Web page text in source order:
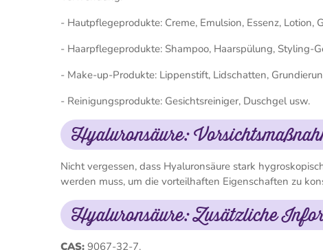
- Hautpflegeprodukte: Creme, Emulsion, Essenz, Lotion,
- Haarpflegeprodukte: Shampoo, Haarspülung, Styling-
- Make-up-Produkte: Lippenstift, Lidschatten,
- Reinigungsprodukte: Gesichtsreiniger, Duschgel usw.
Hyaluronsäure:
Nicht vergessen, dass Hyaluronsäure stark
werden muss, um die vorteilhaften Eigenschaften zu
Hyaluronsäure: Zusätzliche
CAS: 9067-32-7.